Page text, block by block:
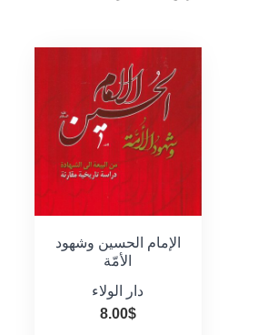
الإمام الحسين وشهود
الأمّة
دار الولاء
8.00$